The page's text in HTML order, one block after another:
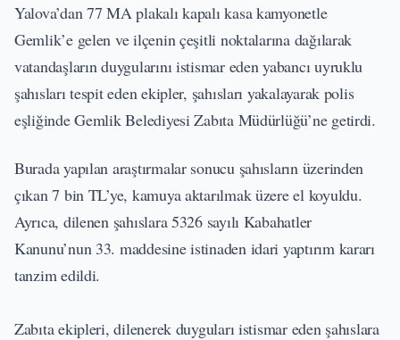
Yalova’dan 77 MA plakalı kapalı kasa kamyonetle
Gemlik’e gelen ve ilçenin çeşitli noktalarına dağılarak
vatandaşların duygularını istismar eden yabancı uyruklu
şahısları tespit eden ekipler, şahısları yakalayarak polis
eşliğinde Gemlik Belediyesi Zabıta Müdürlüğü’ne getirdi.
Burada yapılan araştırmalar sonucu şahısların üzerinden
çıkan 7 bin TL’ye, kamuya aktarılmak üzere el koyuldu.
Ayrıca, dilenen şahıslara 5326 sayılı Kabahatler
Kanunu’nun 33. maddesine istinaden idari yaptırım kararı
tanzim edildi.
Zabıta ekipleri, dilenerek duyguları istismar eden şahıslara